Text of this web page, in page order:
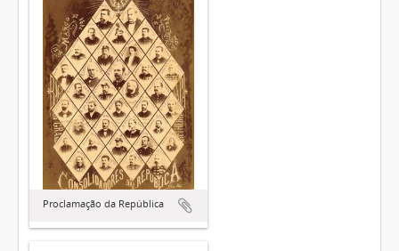
Proclamação da República